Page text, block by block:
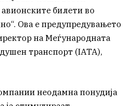
билети во
Ова е предупредувањето
на Меѓународната
транспорт (IATA),
неодамна понудија